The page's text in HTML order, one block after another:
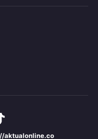
aktualonline.co